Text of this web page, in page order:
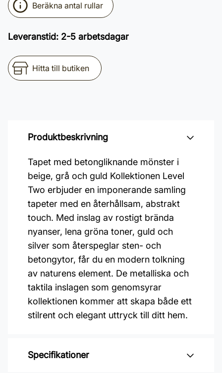
Beräkna antal rullar
Leveranstid: 2-5 arbetsdagar
Hitta till butiken
Produktbeskrivning
Tapet med betongliknande mönster i
beige, grå och guld Kollektionen Level
Two erbjuder en imponerande samling
tapeter med en återhållsam, abstrakt
touch. Med inslag av rostigt brända
nyanser, lena gröna toner, guld och
silver som återspeglar sten- och
betongytor, får du en modern tolkning
av naturens element. De metalliska och
taktila inslagen som genomsyrar
kollektionen kommer att skapa både ett
stilrent och elegant uttryck till ditt hem.
Specifikationer